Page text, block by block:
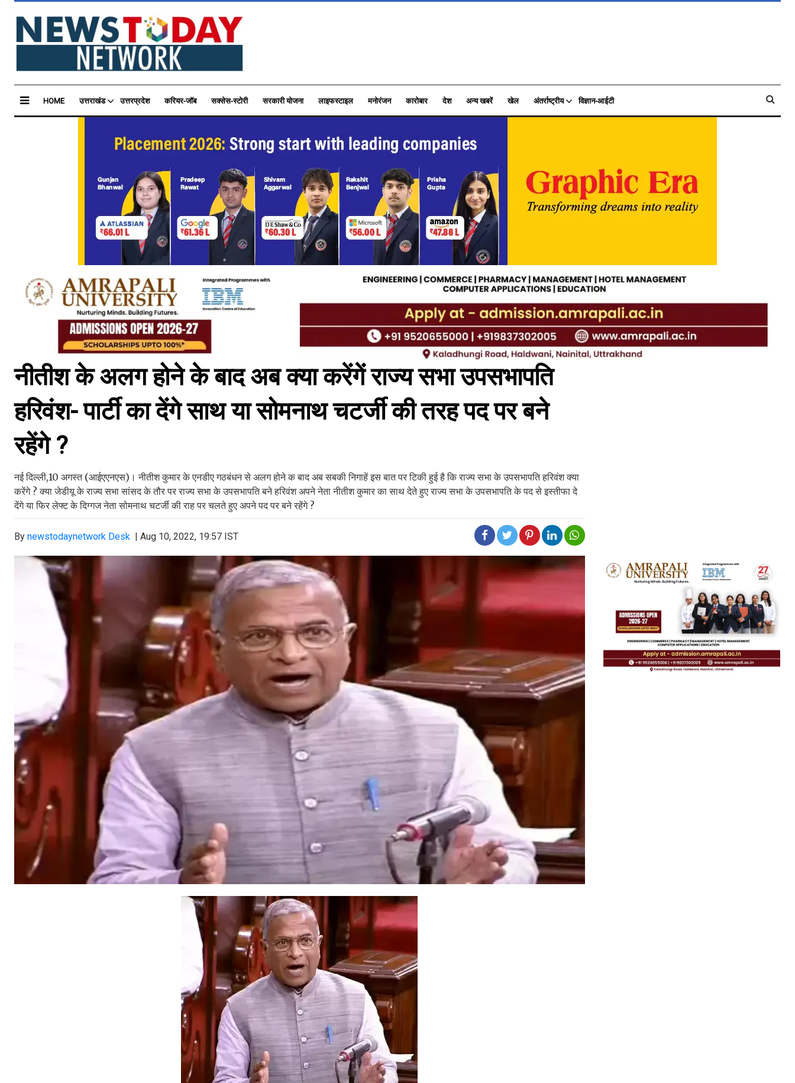
HOME उत्तराखंड उत्तरप्रदेश करियर-जॉब सक्सेस-स्टोरी सरकारी योजना लाइफस्टाइल मनोरंजन कारोबार देश अन्य खबरें खेल अंतर्राष्ट्रीय विज्ञान-आईटी
नीतीश के अलग होने के बाद अब क्या करेंगें राज्य सभा उपसभापति
हरिवंश- पार्टी का देंगे साथ या सोमनाथ चटर्जी की तरह पद पर बने
रहेंगे ?
नई दिल्ली,10 अगस्त (आईएएनएस)। नीतीश कुमार के एनडीए गठबंधन से अलग होने क बाद अब सबकी निगाहें इस बात पर टिकी हुई है कि राज्य सभा के उपसभापति हरिवंश क्या
करेंगे ? क्या जेडीयू के राज्य सभा सांसद के तौर पर राज्य सभा के उपसभापति बने हरिवंश अपने नेता नीतीश कुमार का साथ देते हुए राज्य सभा के उपसभापति के पद से इस्तीफा दे
देंगे या फिर लेफ्ट के दिग्गज नेता सोमनाथ चटर्जी की राह पर चलते हुए अपने पद पर बने रहेंगे ?
By newstodaynetwork Desk | Aug 10, 2022, 19:57 IST